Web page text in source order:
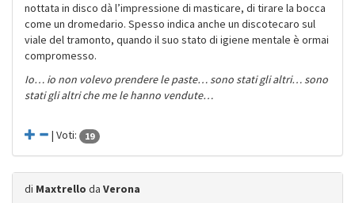
nottata in disco dà l’impressione di masticare, di tirare la bocca
come un dromedario. Spesso indica anche un discotecaro sul
viale del tramonto, quando il suo stato di igiene mentale è ormai
compromesso.
Io… io non volevo prendere le paste… sono stati gli altri… sono
stati gli altri che me le hanno vendute…
| Voti: 19
di Maxtrello da Verona